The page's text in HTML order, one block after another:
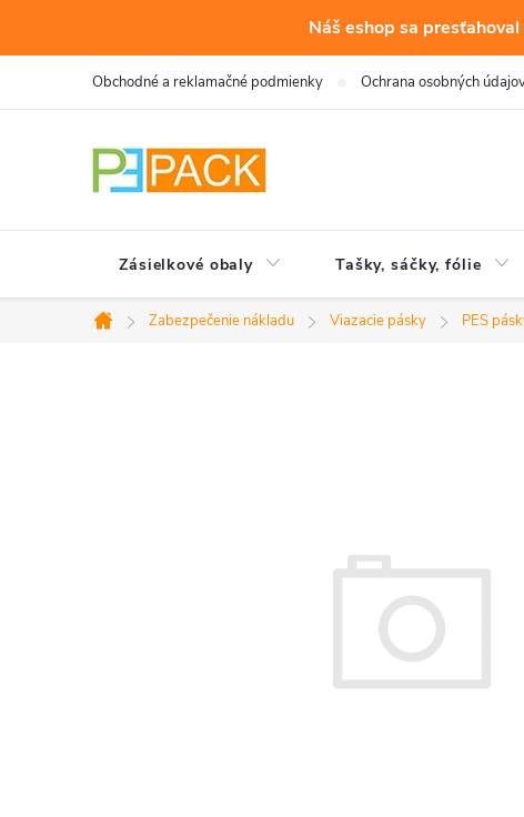
Náš eshop sa
Obchodné a reklamačné podmienky Ochrana osobných
Zásielkové obaly Tašky, sáčky, fólie
Domov
Zabezpečenie nákladu Viazacie pásky PES